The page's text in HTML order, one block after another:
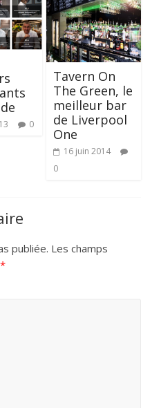
0
Tavern On
The Green, le
meilleur bar
de Liverpool
One
16 juin 2014
0
publiée. Les champs
*